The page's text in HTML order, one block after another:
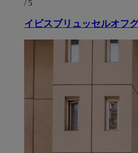
/ 5
イビスブリュッセルオフ